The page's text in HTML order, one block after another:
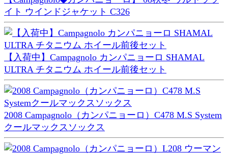
イト ウインドジャケット C326
【入荷中】Campagnolo カンパニョーロ SHAMAL
ULTRA チタニウム ホイール前後セット
2008 Campagnolo（カンパニョーロ）C478 M.S System
クールマックスソックス